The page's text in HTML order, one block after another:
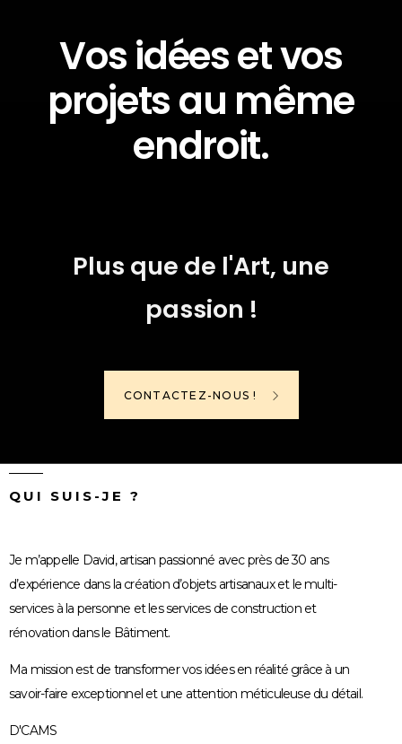
Vos idées et vos
projets au même
endroit.
Plus que de l'Art, une
passion !
CONTACTEZ-NOUS !
QUI SUIS-JE ?
Je m’appelle David, artisan passionné avec près de 30 ans
d’expérience dans la création d’objets artisanaux et le multi-
services à la personne et les services de construction et
rénovation dans le Bâtiment.
Ma mission est de transformer vos idées en réalité grâce à un
savoir-faire exceptionnel et une attention méticuleuse du détail.
D'CAMS